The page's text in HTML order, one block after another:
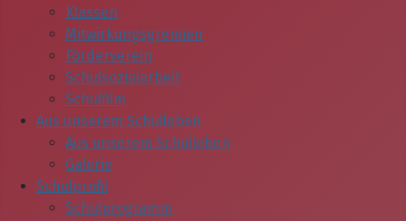
Klassen
Mitwirkungsgremien
Förderverein
Schulsozialarbeit
Schulfilm
Aus unserem Schulleben
Aus unserem Schulleben
Galerie
Schulprofil
Schulprogramm